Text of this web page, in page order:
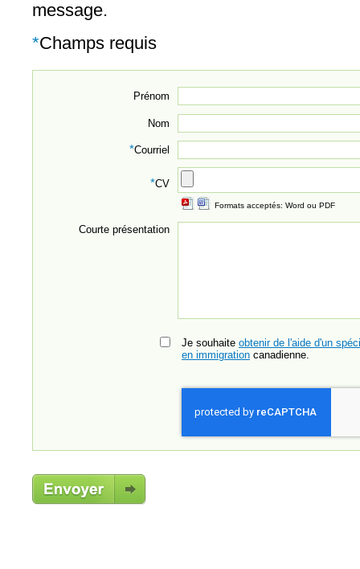
message.
*Champs requis
Prénom
Nom
*Courriel
*CV
Formats acceptés: Word ou PDF
Courte présentation
Je souhaite obtenir de l'aide d'un
en immigration canadienne.